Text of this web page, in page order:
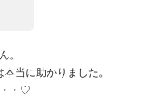
。
当に助かりました。
・・♡